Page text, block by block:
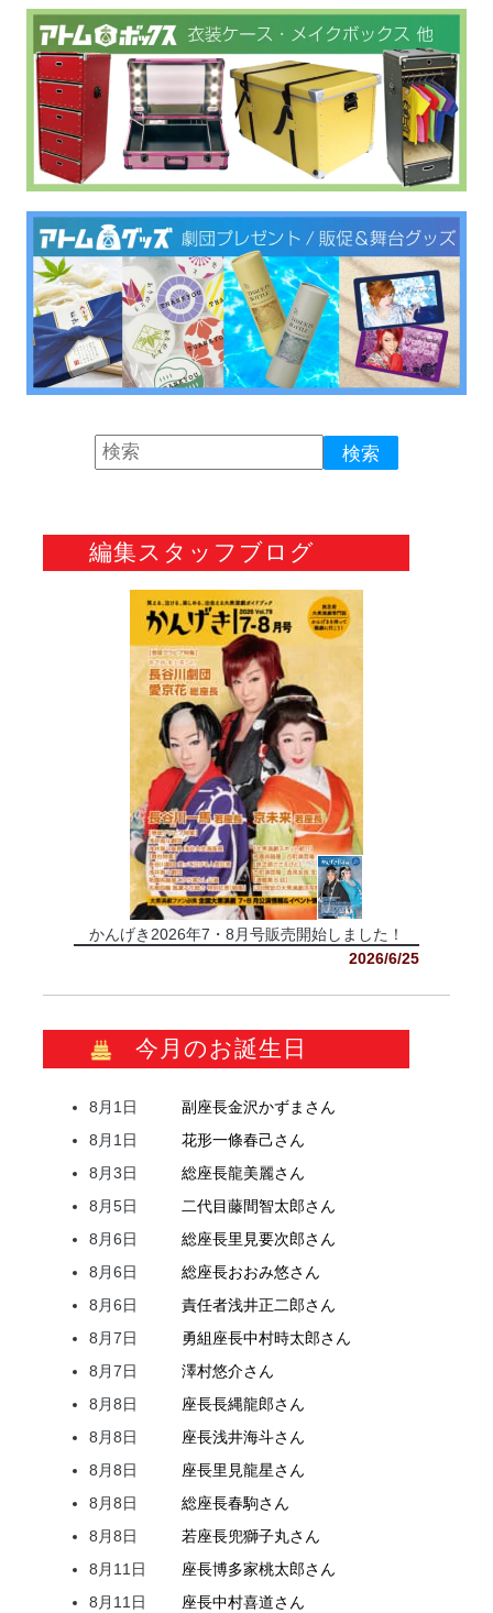
編集スタッフブログ
かんげき2026年7・8月号販売開始しました！
2026/6/25
今月のお誕生日
8月1日 副座長金沢かずま さん
8月1日
花形一條春己さん
8月3日
総座長龍美麗さん
8月5日
二代目藤間智太郎さん
8月6日
総座長里見要次郎さん
8月6日
総座長おおみ悠さん
8月6日
責任者浅井正二郎さん
8月7日
勇組座長中村時太郎さん
8月7日
澤村悠介さん
8月8日
座長長縄龍郎さん
8月8日
座長浅井海斗さん
8月8日
座長里見龍星さん
8月8日
総座長春駒さん
8月8日
若座長兜獅子丸さん
8月11日
座長博多家桃太郎さん
8月11日
座長中村喜道さん